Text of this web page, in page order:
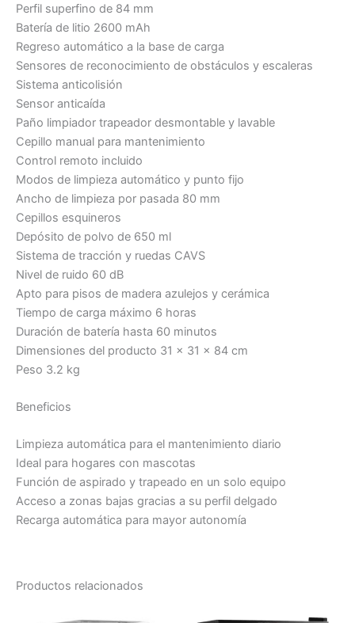
Perfil superfino de 84 mm
Batería de litio 2600 mAh
Regreso automático a la base de carga
Sensores de reconocimiento de obstáculos y escaleras
Sistema anticolisión
Sensor anticaída
Paño limpiador trapeador desmontable y lavable
Cepillo manual para mantenimiento
Control remoto incluido
Modos de limpieza automático y punto fijo
Ancho de limpieza por pasada 80 mm
Cepillos esquineros
Depósito de polvo de 650 ml
Sistema de tracción y ruedas CAVS
Nivel de ruido 60 dB
Apto para pisos de madera azulejos y cerámica
Tiempo de carga máximo 6 horas
Duración de batería hasta 60 minutos
Dimensiones del producto 31 x 31 x 84 cm
Peso 3.2 kg
Beneficios
Limpieza automática para el mantenimiento diario
Ideal para hogares con mascotas
Función de aspirado y trapeado en un solo equipo
Acceso a zonas bajas gracias a su perfil delgado
Recarga automática para mayor autonomía
Productos relacionados